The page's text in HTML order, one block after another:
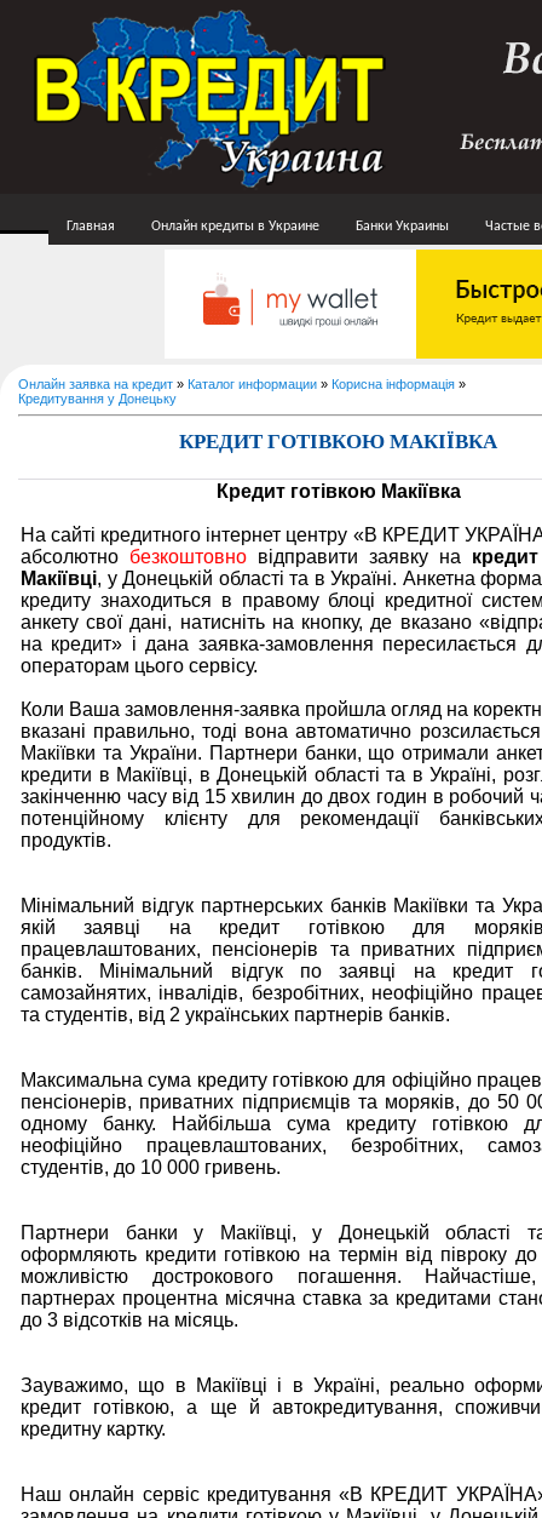
Главная Онлайн кредиты в Украине Банки Украины Частые
Онлайн заявка на кредит » Каталог информации » Корисна інформація »
Кредитування у Донецьку
КРЕДИТ ГОТІВКОЮ МАКІЇВКА
Кредит готівкою Макіївка
На сайті кредитного інтернет центру «В КРЕДИТ
абсолютно безкоштовно відправити заявку на
Макіївці, у Донецькій області та в Україні. Анкетна
кредиту знаходиться в правому блоці кредитної
анкету свої дані, натисніть на кнопку, де вказано
на кредит» і дана заявка-замовлення пересилається
операторам цього сервісу.
Коли Ваша замовлення-заявка пройшла огляд на
вказані правильно, тоді вона автоматично
Макіївки та України. Партнери банки, що отримали
кредити в Макіївці, в Донецькій області та в Україні,
закінченню часу від 15 хвилин до двох годин в робочий
потенційному клієнту для рекомендації
продуктів.
Мінімальний відгук партнерських банків Макіївки та
якій заявці на кредит готівкою для
працевлаштованих, пенсіонерів та приватних
банків. Мінімальний відгук по заявці на кредит
самозайнятих, інвалідів, безробітних, неофіційно
та студентів, від 2 українських партнерів банків.
Максимальна сума кредиту готівкою для офіційно
пенсіонерів, приватних підприємців та моряків, до 50
одному банку. Найбільша сума кредиту готівкою
неофіційно працевлаштованих, безробітних,
студентів, до 10 000 гривень.
Партнери банки у Макіївці, у Донецькій області
оформляють кредити готівкою на термін від півроку до
можливістю дострокового погашення.
партнерах процентна місячна ставка за кредитами
до 3 відсотків на місяць.
Зауважимо, що в Макіївці і в Україні, реально
кредит готівкою, а ще й автокредитування,
кредитну картку.
Наш онлайн сервіс кредитування «В КРЕДИТ